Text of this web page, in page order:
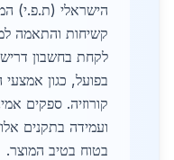
הישראלי (ת.פ.י)
קשיחות והתאמה
לקחת בחשבון
בפועל, כגון אמצעי
קורוזיה. ספקים
ועמידה בתקנים
בטוח בטיב המוצר.